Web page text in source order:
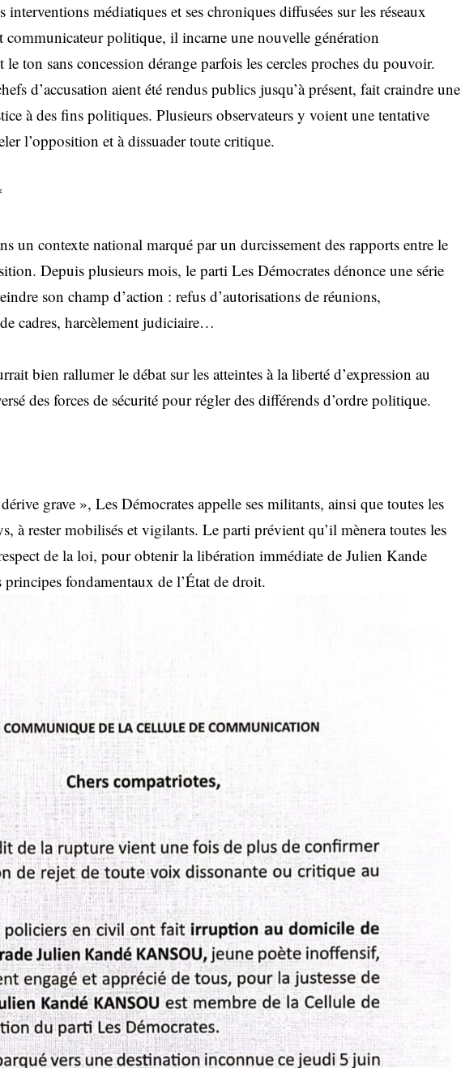
interventions médiatiques et ses chroniques diffusées sur les réseaux
politique, il incarne une nouvelle génération
le ton sans concession dérange parfois les cercles proches du pouvoir.
d’accusation aient été rendus publics jusqu’à présent, fait craindre une
à des fins politiques. Plusieurs observateurs y voient une tentative
l’opposition et à dissuader toute critique.
un contexte national marqué par un durcissement des rapports entre le
Depuis plusieurs mois, le parti Les Démocrates dénonce une série
son champ d’action : refus d’autorisations de réunions,
cadres, harcèlement judiciaire…
bien rallumer le débat sur les atteintes à la liberté d’expression au
des forces de sécurité pour régler des différends d’ordre politique.
grave », Les Démocrates appelle ses militants, ainsi que toutes les
à rester mobilisés et vigilants. Le parti prévient qu’il mènera toutes les
de la loi, pour obtenir la libération immédiate de Julien Kande
fondamentaux de l’État de droit.